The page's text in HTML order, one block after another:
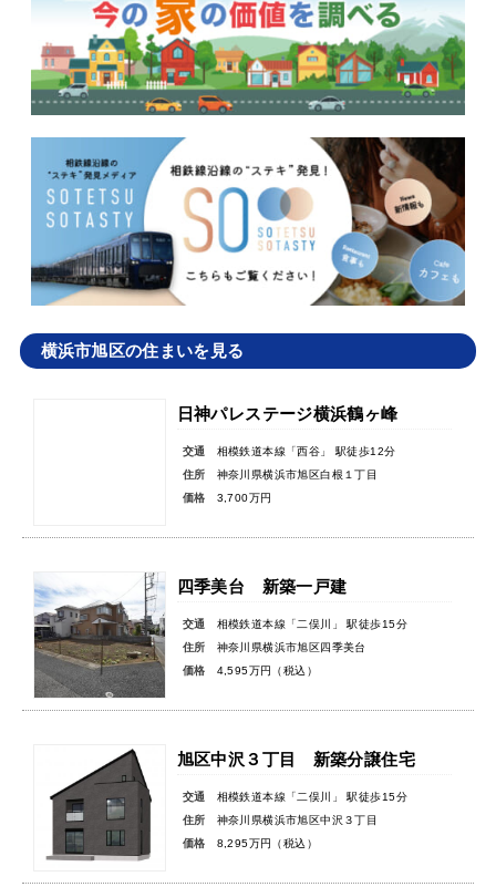
横浜市旭区の住まいを見る
日神パレステージ横浜鶴ヶ峰
交通
相模鉄道本線「西谷」 駅徒歩12分
住所
神奈川県横浜市旭区白根１丁目
価格
3,700万円
四季美台 新築一戸建
交通
相模鉄道本線「二俣川」 駅徒歩15分
住所
神奈川県横浜市旭区四季美台
価格
4,595万円（税込）
旭区中沢３丁目 新築分譲住宅
交通
相模鉄道本線「二俣川」 駅徒歩15分
住所
神奈川県横浜市旭区中沢３丁目
価格
8,295万円（税込）